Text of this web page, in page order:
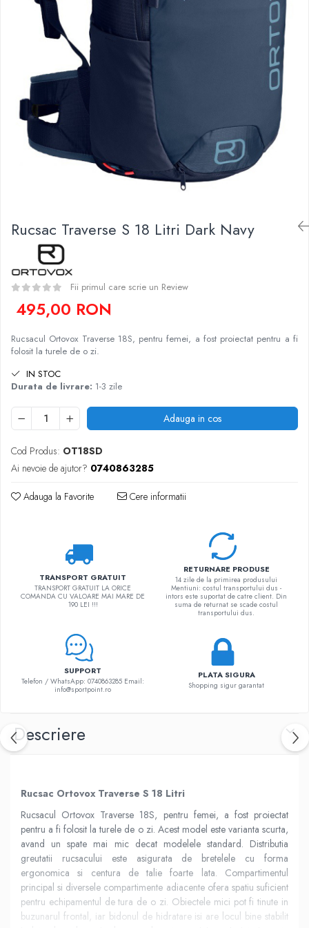
Slackline
Accesorii
Espadrile
Casti
Lopeti de zapada / avalansa
Imbracaminte de corp
Copii
Jachete copii
Caciuli
Pantaloni copii
Rucsac Traverse S 18 Litri Dark Navy
Fii primul care scrie un Review
495,00 RON
Rucsacul Ortovox Traverse 18S, pentru femei, a fost proiectat pentru a fi
folosit la turele de o zi.
IN STOC
Durata de livrare: 1-3 zile
Adauga in cos
Cod Produs: OT18SD
Ai nevoie de ajutor? 0740863285
Adauga la Favorite Cere informatii
TRANSPORT GRATUIT
TRANSPORT GRATUIT LA ORICE
COMANDA CU VALOARE MAI MARE DE
190 LEI !!!
RETURNARE PRODUSE
14 zile de la primirea produsului
Mentiuni: costul transportului dus -
intors este suportat de catre client. Din
suma de returnat se scade costul
transportului dus.
SUPPORT
Telefon / WhatsApp: 0740863285 Email:
info@sportpoint.ro
PLATA SIGURA
Shopping sigur garantat
Descriere
Rucsac Ortovox Traverse S 18 Litri
Rucsacul Ortovox Traverse 18S, pentru femei, a fost proiectat
pentru a fi folosit la turele de o zi. Acest model este varianta scurta,
avand un spate mai mic decat modelele standard. Distributia
greutatii rucsacului este asigurata de bretelele cu forma
ergonomica si centura de talie foarte lata. Compartimentul
principal si diversele compartimente adiacente ofera spatiu suficient
pentru echipamentul de tura de o zi. Obiectele mici pot fi tinute in
buzunarul frontal, iar bidonul de hidratare isi are locul bine stabilit